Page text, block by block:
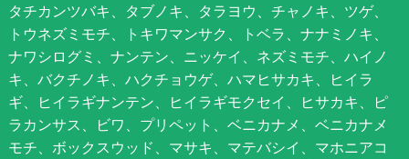
タチカンツバキ、タブノキ、タラヨウ、チャノキ、ツゲ、
トウネズミモチ、トキワマンサク、トベラ、ナナミノキ、
ナワシログミ、ナンテン、ニッケイ、ネズミモチ、ハイノ
キ、バクチノキ、ハクチョウゲ、ハマヒサカキ、ヒイラ
ギ、ヒイラギナンテン、ヒイラギモクセイ、ヒサカキ、ピ
ラカンサス、ビワ、プリペット、ベニカナメ、ベニカナメ
モチ、ボックスウッド、マサキ、マテバシイ、マホニアコ